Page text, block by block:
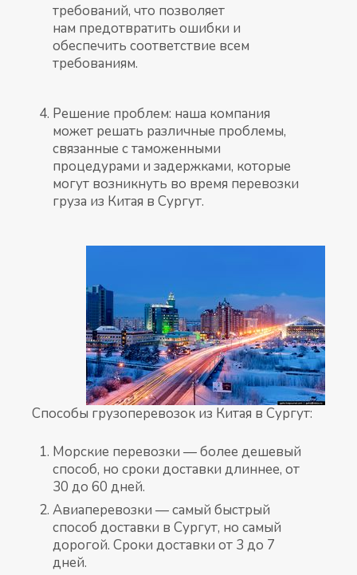
требований, что позволяет
нам предотвратить ошибки и
обеспечить соответствие всем
требованиям.
Решение проблем: наша компания
может решать различные проблемы,
связанные с таможенными
процедурами и задержками, которые
могут возникнуть во время перевозки
груза из Китая в Сургут.
Способы грузоперевозок из Китая в Сургут:
Морские перевозки — более дешевый
способ, но сроки доставки длиннее, от
30 до 60 дней.
Авиаперевозки — самый быстрый
способ доставки в Сургут, но самый
дорогой. Сроки доставки от 3 до 7
дней.